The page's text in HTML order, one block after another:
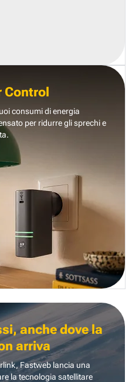
Control
consumi di energia
per ridurre gli sprechi e
anche dove la
arriva
Fastweb lancia una
la tecnologia satellitare